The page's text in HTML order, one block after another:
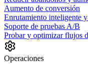
Aumento de conversión
Enrutamiento inteligente
Soporte de pruebas A/B
Probar y optimizar flujos
Operaciones